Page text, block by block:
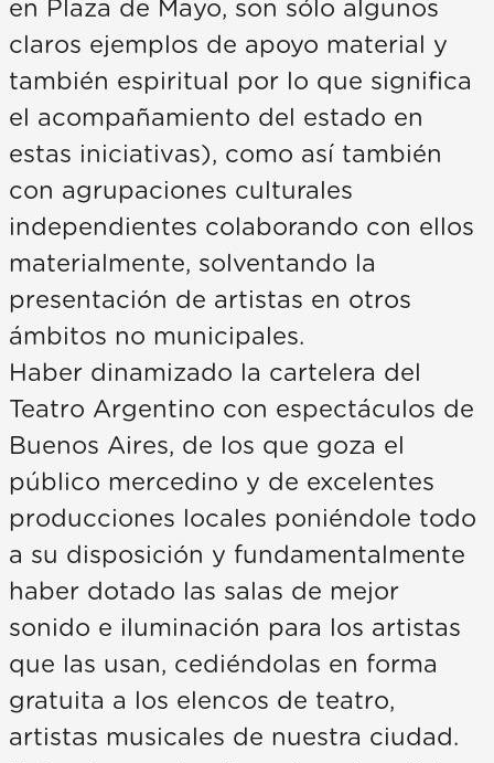
en Plaza de Mayo, son sólo algunos
claros ejemplos de apoyo material y
también espiritual por lo que significa
el acompañamiento del estado en
estas iniciativas), como así también
con agrupaciones culturales
independientes colaborando con ellos
materialmente, solventando la
presentación de artistas en otros
ámbitos no municipales.
Haber dinamizado la cartelera del
Teatro Argentino con espectáculos de
Buenos Aires, de los que goza el
público mercedino y de excelentes
producciones locales poniéndole todo
a su disposición y fundamentalmente
haber dotado las salas de mejor
sonido e iluminación para los artistas
que las usan, cediéndolas en forma
gratuita a los elencos de teatro,
artistas musicales de nuestra ciudad.